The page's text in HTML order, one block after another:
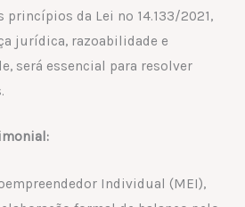
princípios da Lei nº 14.133/2021,
jurídica, razoabilidade e
será essencial para resolver
Individual (MEI),